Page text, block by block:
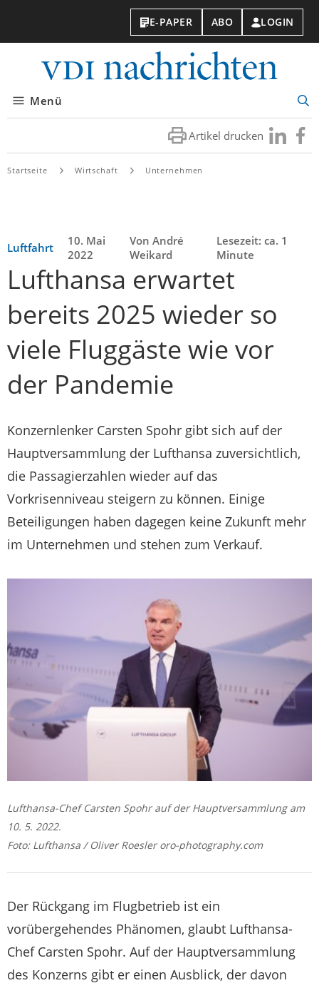
E-PAPER ABO LOGIN
Menü
Artikel drucken Besuchen
Sie
Sie
Startseite Wirtschaft Unternehmen
Luftfahrt
10. Mai
2022
Von André
Weikard
Lesezeit: ca. 1
Minute
Lufthansa erwartet
bereits 2025 wieder so
viele Fluggäste wie vor
der Pandemie
Konzernlenker Carsten Spohr gibt sich auf der
Hauptversammlung der Lufthansa zuversichtlich,
die Passagierzahlen wieder auf das
Vorkrisenniveau steigern zu können. Einige
Beteiligungen haben dagegen keine Zukunft mehr
im Unternehmen und stehen zum Verkauf.
Lufthansa-Chef Carsten Spohr auf der Hauptversammlung am
10. 5. 2022.
Foto: Lufthansa / Oliver Roesler oro-photography.com
Der Rückgang im Flugbetrieb ist ein
vorübergehendes Phänomen, glaubt Lufthansa-
Chef Carsten Spohr. Auf der Hauptversammlung
des Konzerns gibt er einen Ausblick, der davon